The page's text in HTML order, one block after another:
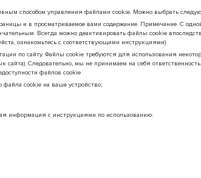
способом управления файлами cookie. Можно выбрать
и в просматриваемое вами содержание. Примечание. С
Всегда можно деактивировать файлы cookie
ознакомьтесь с соответствующими инструкциями)
по сайту. Файлы cookie требуются для использования
сайта). Следовательно, мы не принимаем на себя
файлов cookie
файла cookie на ваше устройство;
информация с инструкциями по использованию: